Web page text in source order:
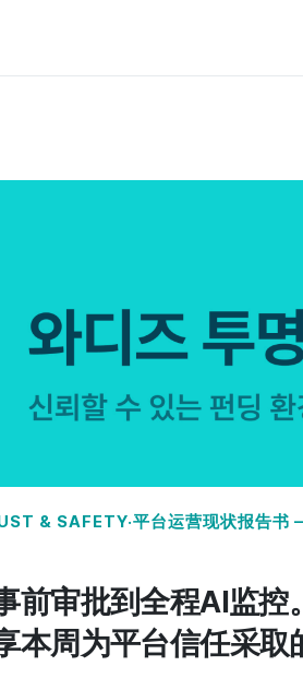
& SAFETY·平台运营现状报告书
前审批到全程AI监控。
本周为平台信任采取